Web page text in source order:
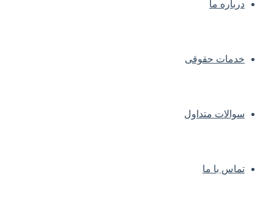
درباره ما
خدمات حقوقی
سوالات متداول
تماس با ما